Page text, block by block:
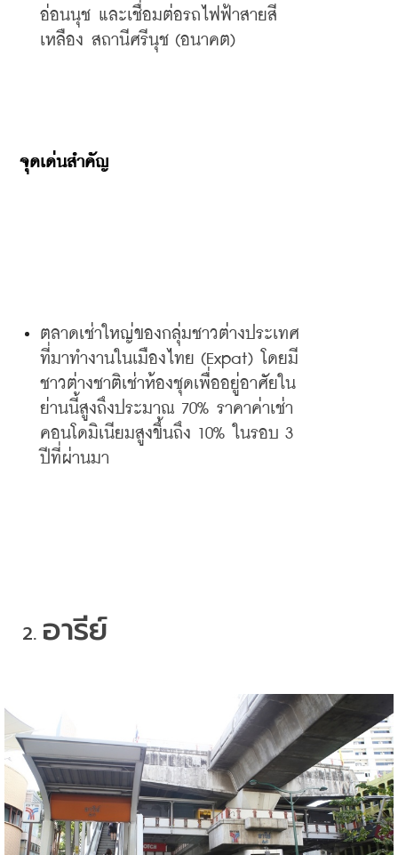
อ่อนนุช และเชื่อมต่อรถไฟฟ้าสายสี
เหลือง สถานีศรีนุช (อนาคต)
จุดเด่นสำคัญ
ตลาดเช่าใหญ่ของกลุ่มชาวต่างประเทศ
ที่มาทำงานในเมืองไทย (Expat) โดยมี
ชาวต่างชาติเช่าห้องชุดเพื่ออยู่อาศัยใน
ย่านนี้สูงถึงประมาณ 70% ราคาค่าเช่า
คอนโดมิเนียมสูงขึ้นถึง 10% ในรอบ
ปีที่ผ่านมา
2. อารีย์